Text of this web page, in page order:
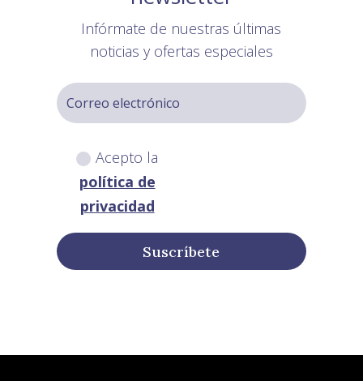
Infórmate de nuestras últimas
noticias y ofertas especiales
Acepto la
política de
privacidad
Suscríbete